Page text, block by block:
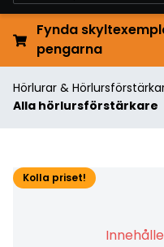
Fynda
pengarna
Hörlurar &
Alla hörlursförstärkare
Kolla priset!